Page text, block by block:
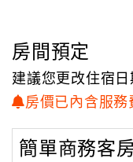
地
圖
顧
務
房間預定
建議您更改住宿
房價已內含服務
簡單商務客